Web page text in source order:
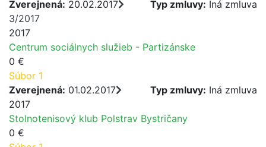
Zverejnená: 20.02.2017 Typ zmluvy: Iná zmluva
3/2017
2017
Centrum sociálnych služieb - Partizánske
0 €
Súbor 1
Zverejnená: 01.02.2017 Typ zmluvy: Iná zmluva
2017
Stolnotenisový klub Polstrav Bystričany
0 €